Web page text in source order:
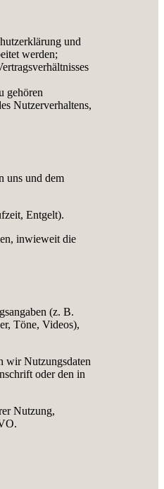
und
werden;
gehören
Nutzerverhaltens,
uns und dem
Entgelt).
inwieweit die
(z. B.
Töne, Videos),
wir Nutzungsdaten
oder den in
Nutzung,